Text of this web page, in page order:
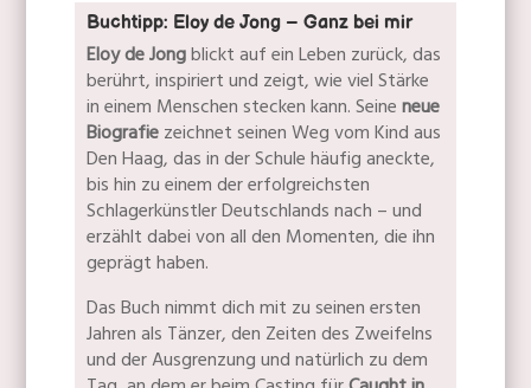
Buchtipp: Eloy de Jong – Ganz bei mir
Eloy de Jongblickt auf ein Leben zurück, das
berührt, inspiriert und zeigt, wie viel Stärke
in einem Menschen stecken kann. Seineneue
Biografiezeichnet seinen Weg vom Kind aus
Den Haag, das in der Schule häufig aneckte,
bis hin zu einem der erfolgreichsten
Schlagerkünstler Deutschlands nach – und
erzählt dabei von all den Momenten, die ihn
geprägt haben.
Das Buch nimmt dich mit zu seinen ersten
Jahren als Tänzer, den Zeiten des Zweifelns
und der Ausgrenzung und natürlich zu dem